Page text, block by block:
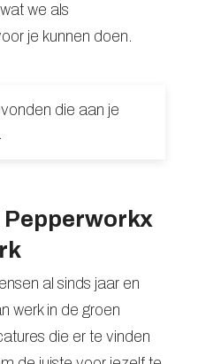
we als
je kunnen doen.
die aan je
al sinds jaar en
werk in de groen
die er te vinden